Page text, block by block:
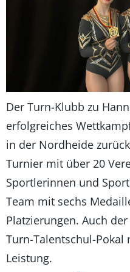
Der Turn-Klubb zu
erfolgreiches
in der Nordheide
Turnier mit über 20
Sportlerinnen und
Team mit sechs
Platzierungen. Auch
Turn-Talentschul-
Leistung.